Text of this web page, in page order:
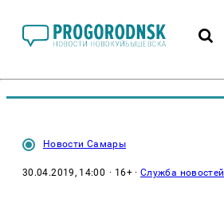
Новости Самары
30.04.2019, 14:00 · 16+ ·Служба новостей